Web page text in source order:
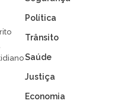
Política
Trânsito
Saúde
Justiça
Economia